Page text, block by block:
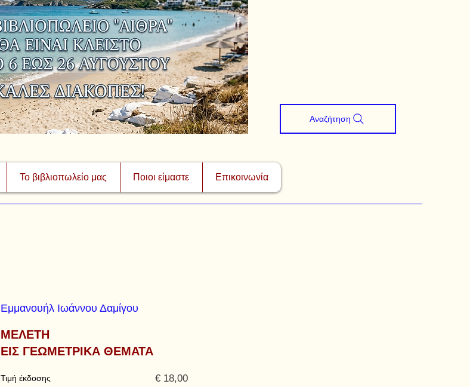
Το βιβλιοπωλείο μας Ποιοι είμαστε Επικοινωνία
Αναζήτηση
Εμμανουήλ Ιωάννου Δαμίγου
ΜΕΛΕΤΗ
ΕΙΣ ΓΕΩΜΕΤΡΙΚΑ ΘΕΜΑΤΑ
Τιμή έκδοσης € 18,00